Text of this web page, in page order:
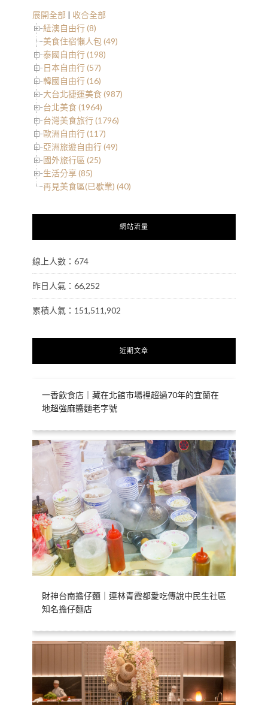
展開全部 | 收合全部
紐澳自由行 (8)
美食住宿懶人包 (49)
泰國自由行 (198)
日本自由行 (57)
韓國自由行 (16)
大台北捷運美食 (987)
台北美食 (1964)
台灣美食旅行 (1796)
歐洲自由行 (117)
亞洲旅遊自由行 (49)
國外旅行區 (25)
生活分享 (85)
再見美食區(已歇業) (40)
網站流量
線上人數：674
昨日人氣：66,252
累積人氣：151,511,902
近期文章
一香飲食店｜藏在北館市場裡超過70年的宜蘭在
地超強麻醬麵老字號
財神台南擔仔麵｜連林青霞都愛吃傳說中民生社區
知名擔仔麵店